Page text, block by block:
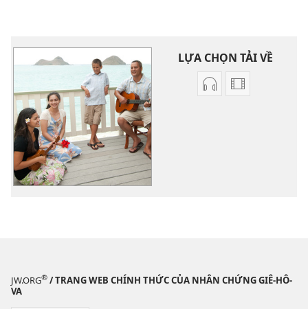
LỰA CHỌN TẢI VỀ
Tùy
đặc
Lựa
JW.ORG® / TRANG WEB CHÍNH THỨC CỦA NHÂN CHỨNG GIÊ-HÔ-
VA